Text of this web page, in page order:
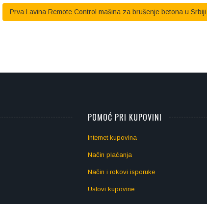
Prva Lavina Remote Control mašina za brušenje betona u Srbiji
POMOĆ PRI KUPOVINI
Internet kupovina
Način plaćanja
Način i rokovi isporuke
Uslovi kupovine